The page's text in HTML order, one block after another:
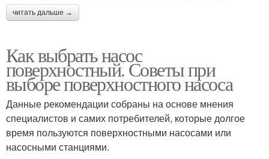
читать дальше →
Как выбрать насос
поверхностный. Советы при
выборе поверхностного насоса
Данные рекомендации собраны на основе мнения
специалистов и самих потребителей, которые долгое
время пользуются поверхностными насосами или
насосными станциями.